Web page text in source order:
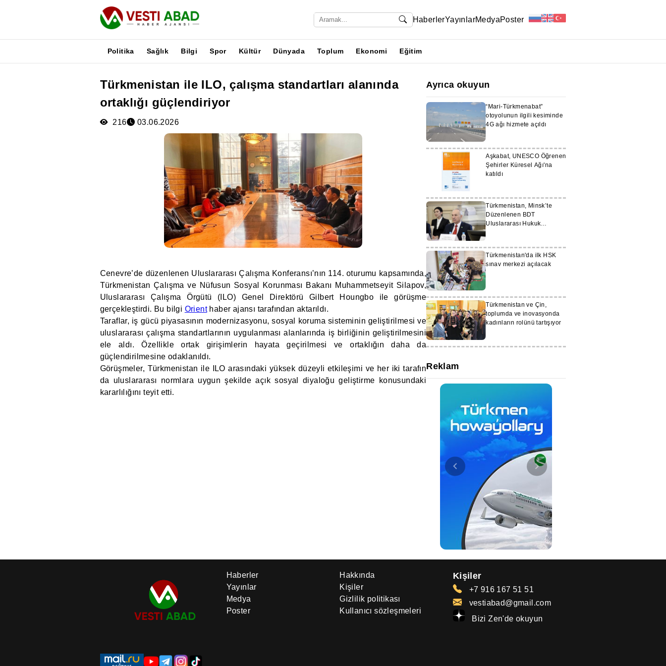
HaberlerYayınlarMedyaPoster
Politika Sağlık Bilgi Spor Kültür Dünyada Toplum Ekonomi Eğitim
Türkmenistan ile ILO, çalışma standartları alanında
ortaklığı güçlendiriyor
216 03.06.2026
Cenevre’de düzenlenen Uluslararası Çalışma Konferansı’nın 114. oturumu kapsamında,
Türkmenistan Çalışma ve Nüfusun Sosyal Korunması Bakanı Muhammetseyit Silapov,
Uluslararası Çalışma Örgütü (ILO) Genel Direktörü Gilbert Houngbo ile görüşme
gerçekleştirdi. Bu bilgi Orienthaber ajansı tarafından aktarıldı.
Taraflar, iş gücü piyasasının modernizasyonu, sosyal koruma sisteminin geliştirilmesi ve
uluslararası çalışma standartlarının uygulanması alanlarında iş birliğinin geliştirilmesini
ele aldı. Özellikle ortak girişimlerin hayata geçirilmesi ve ortaklığın daha da
güçlendirilmesine odaklanıldı.
Görüşmeler, Türkmenistan ile ILO arasındaki yüksek düzeyli etkileşimi ve her iki tarafın
da uluslararası normlara uygun şekilde açık sosyal diyaloğu geliştirme konusundaki
kararlılığını teyit etti.
Ayrıca okuyun
“Mari-Türkmenabat”
otoyolunun ilgili kesiminde
4G ağı hizmete açıldı
Aşkabat, UNESCO Öğrenen
Şehirler Küresel Ağı'na
katıldı
Türkmenistan, Minsk’te
Düzenlenen BDT
Uluslararası Hukuk
Türkmenistan'da ilk HSK
sınav merkezi açılacak
Türkmenistan ve Çin,
toplumda ve inovasyonda
kadınların rolünü tartışıyor
Reklam
Haberler
Yayınlar
Medya
Poster
Hakkında
Kişiler
Gizlilik politikası
Kullanıcı sözleşmeleri
Kişiler
+7 916 167 51 51
vestiabad@gmail.com
Bizi Zen'de okuyun